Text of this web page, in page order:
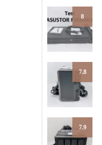
8
7.8
7.9